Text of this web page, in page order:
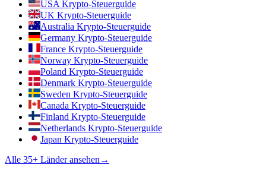
USA Krypto-Steuerguide
UK Krypto-Steuerguide
Australia Krypto-Steuerguide
Germany Krypto-Steuerguide
France Krypto-Steuerguide
Norway Krypto-Steuerguide
Poland Krypto-Steuerguide
Denmark Krypto-Steuerguide
Sweden Krypto-Steuerguide
Canada Krypto-Steuerguide
Finland Krypto-Steuerguide
Netherlands Krypto-Steuerguide
Japan Krypto-Steuerguide
Alle 35+ Länder ansehen →